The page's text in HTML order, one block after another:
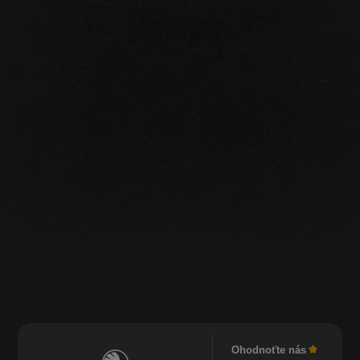
Ohodnoťte nás